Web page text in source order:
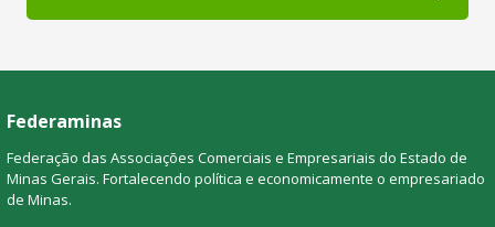
Federaminas
Federação das Associações Comerciais e Empresariais do Estado de
Minas Gerais. Fortalecendo política e economicamente o empresariado
de Minas.